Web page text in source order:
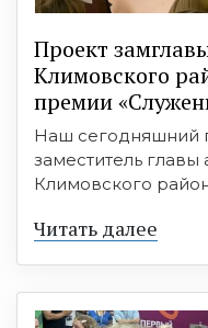
Проект
Климовского
премии
Наш сегодняшний
заместитель
Климовского
Читать далее